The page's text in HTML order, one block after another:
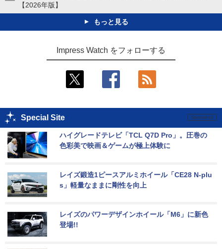
【2026年版】
もっと見る
Impress Watch をフォローする
Special Site
ハイグレードテレビ「TCL Q7D Pro」。圧巻の
色彩美で映画＆ゲームが極上体験に
レイズ鍛造1ピースアルミホイール「CE28 N-plu
s」軽量なままに剛性を向上
レイズのパワーデザインホイール「M6」に新色
登場!!